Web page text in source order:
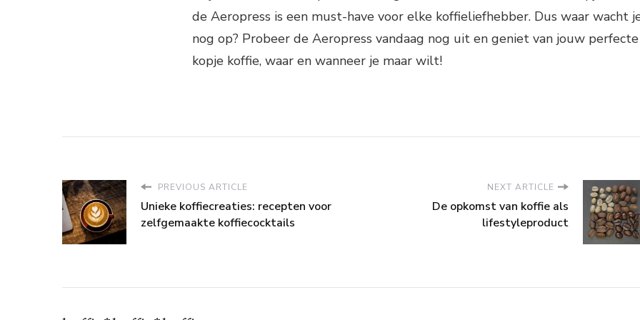
de Aeropress is een must-have voor elke koffieliefhebber. Dus waar wacht
nog op? Probeer de Aeropress vandaag nog uit en geniet van jouw perfecte
kopje koffie, waar en wanneer je maar wilt!
PREVIOUS ARTICLE
Unieke koffiecreaties: recepten voor
zelfgemaakte koffiecocktails
NEXT ARTICLE
De opkomst van koffie als
lifestyleproduct